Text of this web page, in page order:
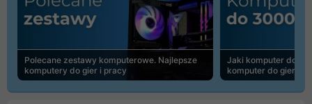
Polecane zestawy komputerowe. Najlepsze
komputery do gier i pracy
Jaki komputer do
komputer do gier |